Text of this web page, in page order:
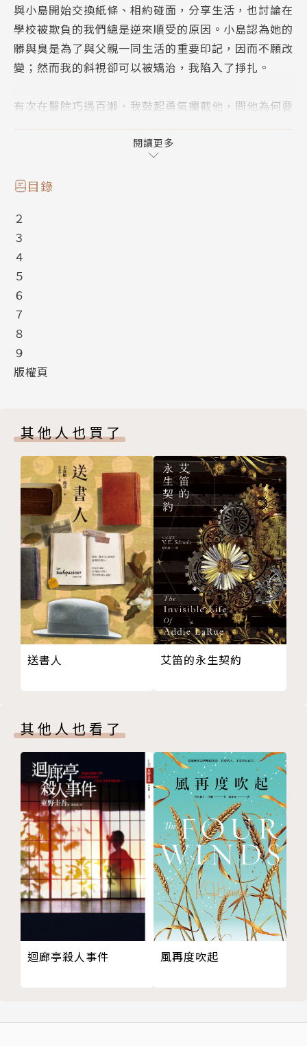
與小島開始交換紙條、相約碰面，分享生活，也討論在
學校被欺負的我們總是逆來順受的原因。小島認為她的
髒與臭是為了與父親一同生活的重要印記，因而不願改
變；然而我的斜視卻可以被矯治，我陷入了掙扎。
有次在醫院巧遇百瀨，我鼓起勇氣攔截他，問他為何要
我是斜視所以欺負我？然而百瀨給我的回答，卻讓我啞
口無言，難以反駁。終於，在某次嚴重的衝突，一切都
將改變……
不反抗，就一定代表懦弱嗎？
這世界就是恃強凌弱？
我有問題所以才會被霸凌？
霸凌本身究竟代表什麼？
如果我自殺了，他們難道不會覺得內疚？
霸凌我的人知道這行為不對，所以才不讓我說出去？
作者透過個性與想法不同的兩位被霸凌者，自述活在扭
曲的同儕關係中，為何選擇默默承受不做反抗的原因，
自尼采的《查拉圖斯特拉如是說》，全書在血腥的暴力
者的心路歷程，同時也討論霸凌的本質與意義，作者藉
由冷靜機巧的論述，以新穎視角，翻轉人們對霸凌事件
的頑固立場與刻板印象，打破善惡二元論。
真誠推薦
胡展誥（諮商心理師）
張嘉真（小說家）
許俐葳（小說家）
陳思宏（小說家）
廖瞇（作家）
與「惡」、「痛苦」與「快樂」如何與日常互動連結：
成為朋友或成為敵人、戰鬥或拒絕戰鬥、墜入愛河或陷
入冷漠。小說的情節也並不提供道德教育，而是探索我
們的道德語言如何植根於人類之間不斷變化的權力。川
上從不傳福音，從不搖動手指。她只是將痛苦的第一人
稱敘述與喃喃的對話放在一起，試圖讓其他人能夠理解
這種痛苦。──《紐約客》，莫薇．安姆瑞（Merve E
mre）
小說所展現的，是弱者的真實。既不卑微也不責問，反
倒有點宗教意味。是在日常的暴力裡，巧妙轉換善惡世
全然接受暴力真的是一種力量嗎？承受暴力真的有意義
閱讀更多
目錄
２
３
４
５
６
７
８
９
版權頁
其他人也買了
送書人 艾笛的永生契約
其他人也看了
迴廊亭殺人事件 風再度吹起